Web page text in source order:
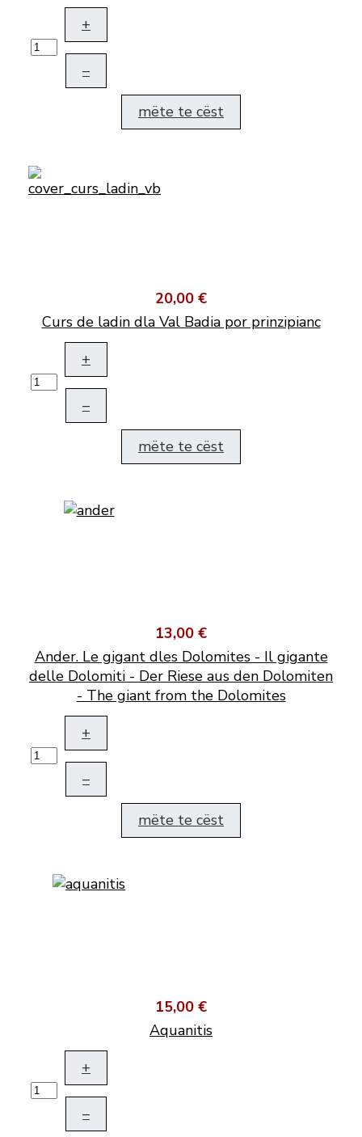
+
–
mëte te cëst
20,00 €
Curs de ladin dla Val Badia por prinzipianc
+
–
mëte te cëst
13,00 €
Ander. Le gigant dles Dolomites - Il gigante
delle Dolomiti - Der Riese aus den Dolomiten
- The giant from the Dolomites
+
–
mëte te cëst
15,00 €
Aquanitis
+
–